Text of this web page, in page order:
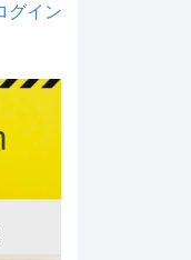
グイン